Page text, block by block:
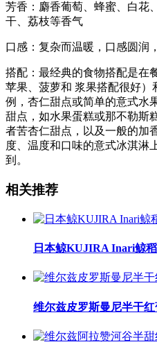
芳香：麝香葡萄、蜂蜜、白花
干、荔枝等香气
口感：复杂而温暖，口感圆润
搭配：最经典的食物搭配是在
苹果、菠萝和 浆果搭配很好）
例，杏仁甜点或简单的意式水
甜点，如水果蛋糕或那不勒斯
者苦杏仁甜点，以及一般的加
度、温度和口味的意式冰淇淋
到。
相关推荐
日本鲸KUJIRA Inari鲸
维尔兹皮罗斯曼尼半干